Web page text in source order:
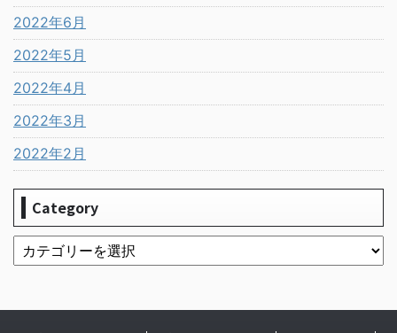
2022年6月
2022年5月
2022年4月
2022年3月
2022年2月
Category